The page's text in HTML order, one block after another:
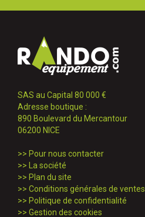
SAS au Capital 80 000 €
Adresse boutique :
890 Boulevard du Mercantour
06200 NICE
>> Pour nous contacter
>>
La société
>> Plan du site
>> Conditions générales de ventes
>> Politique de confidentialité
>> Gestion des cookies